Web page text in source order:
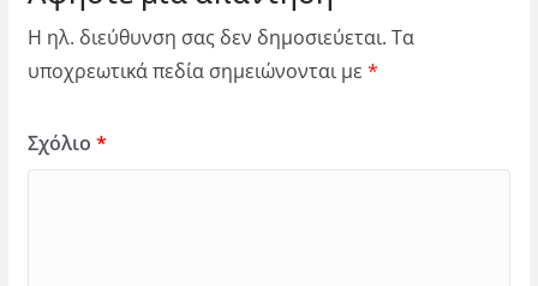
Η ηλ. διεύθυνση σας δεν δημοσιεύεται. Τα
υποχρεωτικά πεδία σημειώνονται με *
Σχόλιο *